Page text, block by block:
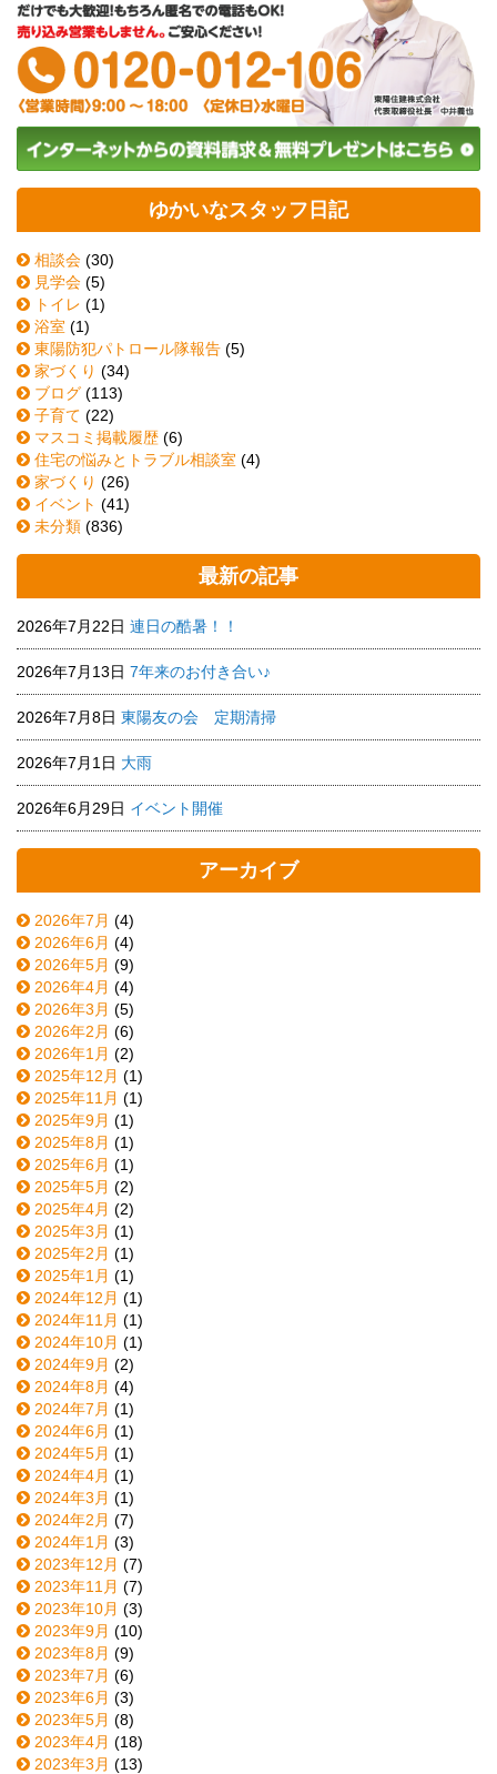
ゆかいなスタッフ日記
相談会 (30)
見学会 (5)
トイレ (1)
浴室 (1)
東陽防犯パトロール隊報告 (5)
家づくり (34)
ブログ (113)
子育て (22)
マスコミ掲載履歴 (6)
住宅の悩みとトラブル相談室 (4)
家づくり (26)
イベント (41)
未分類 (836)
最新の記事
2026年7月22日 連日の酷暑！！
2026年7月13日 7年来のお付き合い♪
2026年7月8日 東陽友の会 定期清掃
2026年7月1日 大雨
2026年6月29日 イベント開催
アーカイブ
2026年7月 (4)
2026年6月 (4)
2026年5月 (9)
2026年4月 (4)
2026年3月 (5)
2026年2月 (6)
2026年1月 (2)
2025年12月 (1)
2025年11月 (1)
2025年9月 (1)
2025年8月 (1)
2025年6月 (1)
2025年5月 (2)
2025年4月 (2)
2025年3月 (1)
2025年2月 (1)
2025年1月 (1)
2024年12月 (1)
2024年11月 (1)
2024年10月 (1)
2024年9月 (2)
2024年8月 (4)
2024年7月 (1)
2024年6月 (1)
2024年5月 (1)
2024年4月 (1)
2024年3月 (1)
2024年2月 (7)
2024年1月 (3)
2023年12月 (7)
2023年11月 (7)
2023年10月 (3)
2023年9月 (10)
2023年8月 (9)
2023年7月 (6)
2023年6月 (3)
2023年5月 (8)
2023年4月 (18)
2023年3月 (13)